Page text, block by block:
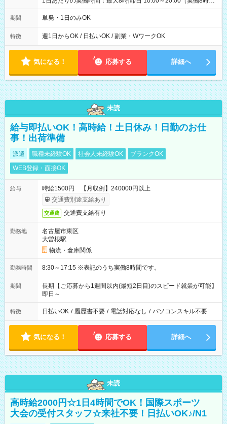
／休憩2時間） ★毎週【水曜日】【土曜日】【日曜日】のいずれ
か、または複数日勤務できる方歓迎！ ★「他の曜日で働きた
す。ご応募時にご遠慮なくご相談ください。 ※残業は原則あり
ません。
期間 単発・1日のみOK
特徴 週1日からOK / 日払いOK / 副業・WワークOK
気になる！ 応募する 詳細へ
未読
給与即払いOK！高時給！土日休み！日勤のお仕
事！出荷準備
派遣 職種未経験OK 社会人未経験OK
ブランクOK
WEB登録・面接OK
給与
時給1500円 【月収例】240000円以上
交通費別途支給あり
交通費 交通費支給有り
勤務地
名古屋市東区
大曽根駅
物流・倉庫関係
勤務時間 8:30～17:15 ※表記のうち実働8時間です。
期間
長期【ご応募から1週間以内(最短2日目)のスピード就業が可能】
即日～
特徴 日払いOK / 履歴書不要 / 電話対応なし / パソコンスキル不要
気になる！ 応募する 詳細へ
未読
高時給2000円☆1日4時間でOK！国際スポーツ
大会の受付スタッフ☆来社不要！日払いOK♪/N1